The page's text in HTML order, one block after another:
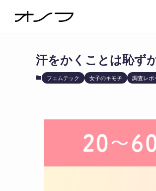
汗をかくことは恥ず
フェムテック 女子のキモチ 調査レポ